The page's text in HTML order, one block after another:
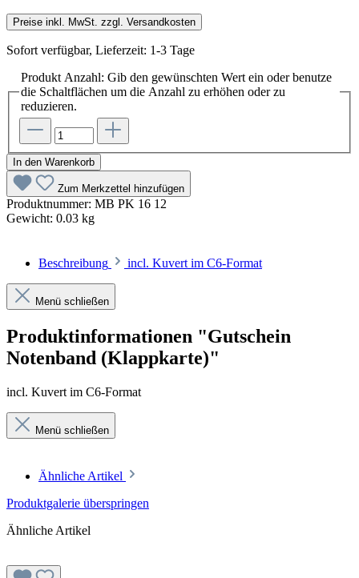
Preise inkl. MwSt. zzgl. Versandkosten
Sofort verfügbar, Lieferzeit: 1-3 Tage
Produkt Anzahl: Gib den gewünschten Wert ein oder benutze
die Schaltflächen um die Anzahl zu erhöhen oder zu
reduzieren.
In den Warenkorb
Zum Merkzettel hinzufügen
Produktnummer: MB PK 16 12
Gewicht: 0.03 kg
Beschreibung incl. Kuvert im C6-Format
Menü schließen
Produktinformationen "Gutschein
Notenband (Klappkarte)"
incl. Kuvert im C6-Format
Menü schließen
Ähnliche Artikel
Produktgalerie überspringen
Ähnliche Artikel